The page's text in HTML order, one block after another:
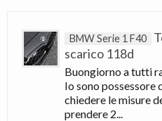
BMW Serie 1 F40
scarico 118d
Buongiorno a tutti
Io sono possessore
chiedere le misure
prendere 2...